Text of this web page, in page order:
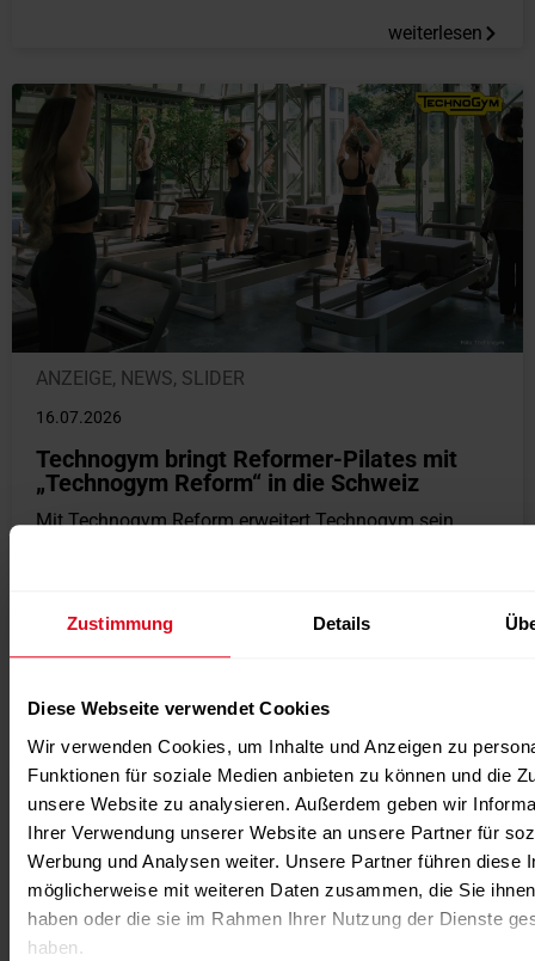
Zustimmung Details
Diese Webseite verwendet Cookies
Wir verwenden Cookies, um Inhalte und Anzeigen zu
Funktionen für soziale Medien anbieten zu können und die
unsere Website zu analysieren. Außerdem geben wir
Ihrer Verwendung unserer Website an unsere Partner für
Werbung und Analysen weiter. Unsere Partner führen diese
möglicherweise mit weiteren Daten zusammen, die Sie
haben oder die sie im Rahmen Ihrer Nutzung der Dienste
haben.
weiterlesen
ANZEIGE, NEWS, SLIDER
16.07.2026
Technogym bringt Reformer-Pilates mit
„Technogym Reform“ in die Schweiz
Mit Technogym Reform erweitert Technogym sein
Nachrichten